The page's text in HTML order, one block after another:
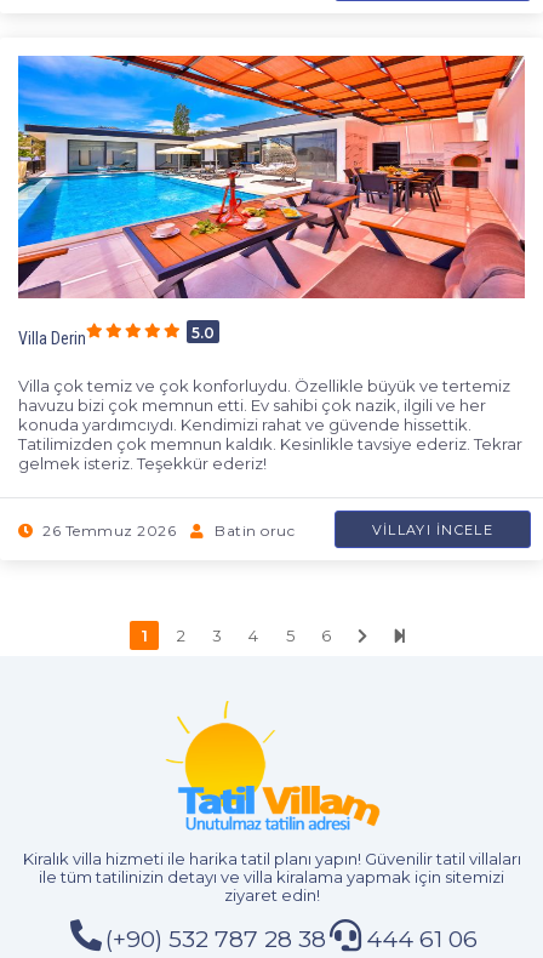
Villa Derin 5.0
Villa çok temiz ve çok konforluydu. Özellikle büyük ve tertemiz
havuzu bizi çok memnun etti. Ev sahibi çok nazik, ilgili ve her
konuda yardımcıydı. Kendimizi rahat ve güvende hissettik.
Tatilimizden çok memnun kaldık. Kesinlikle tavsiye ederiz. Tekrar
gelmek isteriz. Teşekkür ederiz!
26 Temmuz 2026 Batin oruc VILLAYI İNCELE
1 2 3 4 5 6
Kiralık villa hizmetiile harika tatil planı yapın! Güvenilir tatil villaları
ile tüm tatilinizin detayı ve villa kiralama yapmak için sitemizi
ziyaret edin!
(+90) 532 787 28 38 444 61 06